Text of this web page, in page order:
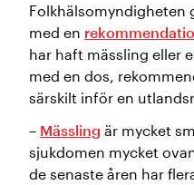
Folkhälsomyndigheten
med en
har haft mässling eller
med en dos,
särskilt inför en
– Mässling är mycket
sjukdomen mycket
de senaste åren har